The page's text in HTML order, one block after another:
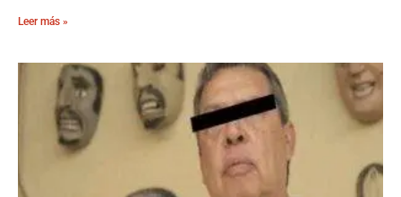
Leer más »